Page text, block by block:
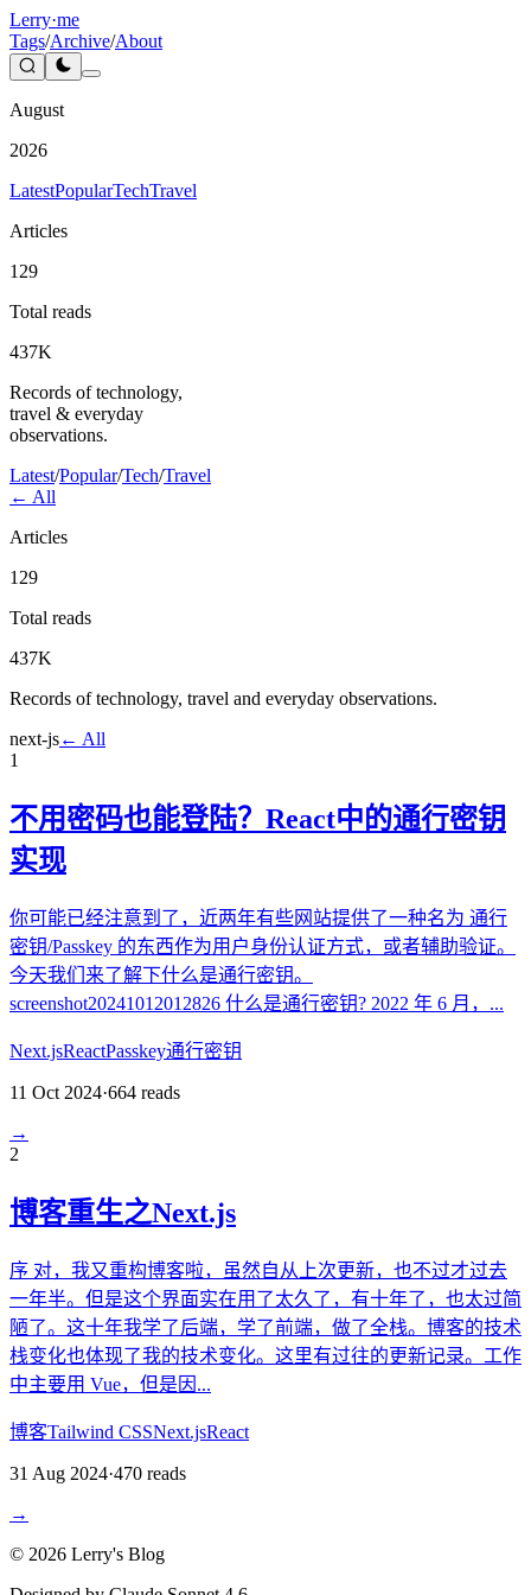
Lerry·me
Tags/Archive/About
August
2026
LatestPopularTechTravel
Articles
129
Total reads
437K
Records of technology,
travel & everyday
observations.
Latest/Popular/Tech/Travel
← All
Articles
129
Total reads
437K
Records of technology, travel and everyday observations.
next-js← All
1
不用密码也能登陆？React中的通行密钥
实现
你可能已经注意到了，近两年有些网站提供了一种名为 通行
密钥/Passkey 的东西作为用户身份认证方式，或者辅助验证。
今天我们来了解下什么是通行密钥。
screenshot20241012012826 什么是通行密钥? 2022 年 6 月，...
Next.jsReactPasskey通行密钥
11 Oct 2024·664 reads
→
2
博客重生之Next.js
序 对，我又重构博客啦，虽然自从上次更新，也不过才过去
一年半。但是这个界面实在用了太久了，有十年了，也太过简
陋了。这十年我学了后端，学了前端，做了全栈。博客的技术
栈变化也体现了我的技术变化。这里有过往的更新记录。工作
中主要用 Vue，但是因...
博客Tailwind CSSNext.jsReact
31 Aug 2024·470 reads
→
© 2026 Lerry's Blog